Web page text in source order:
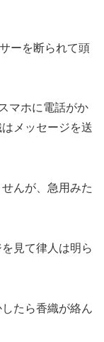
ーを断られて頭
マホに電話がか
メッセージを送
んが、急用みた
見て律人は明ら
たら香織が絡ん